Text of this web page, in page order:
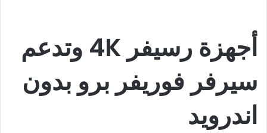
أجهزة رسيفر 4K وتدعم
سيرفر فوريفر برو بدون
اندرويد